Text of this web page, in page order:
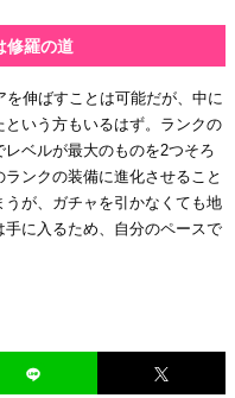
修羅の道
伸ばすことは可能だが、中に
いう方もいるはず。ランクの
ベルが最大のものを2つそろ
ンクの装備に進化させること
が、ガチャを引かなくても地
に入るため、自分のペースで